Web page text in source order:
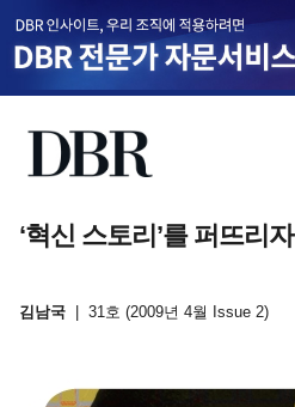
‘혁신 스토리’를 퍼뜨리자
김남국 31호 (2009년 4월 Issue 2)